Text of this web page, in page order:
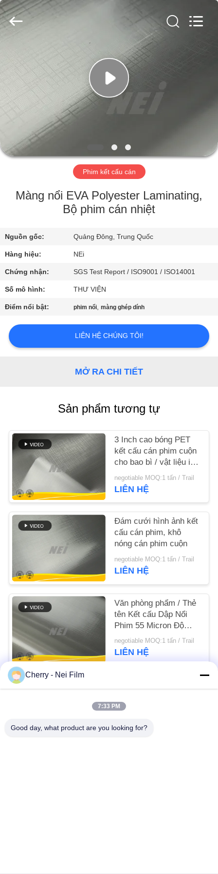
CÁC
SẢN
PHẨM
HƯỚNG
DẪN
TÔI
THAM
QUAN
NHÀ
KIỂM
LIÊN
HỆ
CHÚNG
TÔI
YÊU
CẦU
SƠ
ĐỒ
TRANG
WEB
PRIVACY
POLICY
2026
GUANGDONG NEW ERA
COMPOSITE
MATERIAL CO., LTD..
All
Phim kết cấu cán
Màng nổi EVA Polyester Laminating,
Bộ phim cán nhiệt
Nguồn gốc: Quảng Đông, Trung Quốc
Hàng hiệu: NEi
Chứng nhận: SGS Test Report / ISO9001 / ISO14001
Số mô hình: THƯ VIỆN
Điểm nổi bật: phim nổi,màng ghép dính
LIÊN HỆ CHÚNG TÔI!
MỞ RA CHI TIẾT
Sản phẩm tương tự
3 Inch cao bóng PET
kết cấu cán phim cuộn
cho bao bì / vật liệu in
negotiable MOQ:1 tấn / Trail
LIÊN HỆ
Đám cưới hình ảnh kết
cấu cán phim, khô
nóng cán phim cuộn
negotiable MOQ:1 tấn / Trail
LIÊN HỆ
Văn phòng phẩm / Thẻ
tên Kết cấu Dập Nổi
Phim 55 Micron Độ
Dày
negotiable MOQ:1 tấn / Trail
LIÊN HỆ
Danh mục phổ biến
Phim cán nhiệt BOPP
Gloss Lamination
Cherry - Nei Film
7:33 PM
Good day, what product are you looking for?